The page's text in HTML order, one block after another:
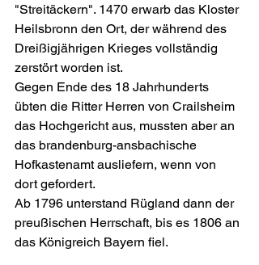
"Streitäckern". 1470 erwarb das Kloster
Heilsbronn den Ort, der während des
Dreißigjährigen Krieges vollständig
zerstört worden ist.
Gegen Ende des 18 Jahrhunderts
übten die Ritter Herren von Crailsheim
das Hochgericht aus, mussten aber an
das brandenburg-ansbachische
Hofkastenamt ausliefern, wenn von
dort gefordert.
Ab 1796 unterstand Rügland dann der
preußischen Herrschaft, bis es 1806 an
das Königreich Bayern fiel.